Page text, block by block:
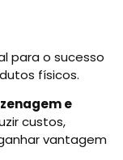
para o sucesso
físicos.
e
custos,
vantagem